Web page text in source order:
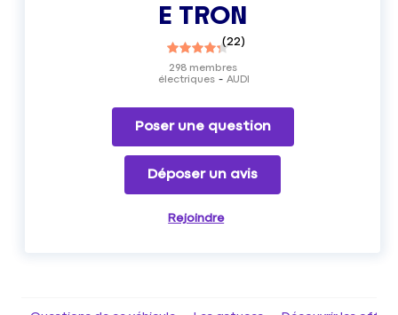
E TRON
(22)
électriques AUDI
298membres
Poser une question
Déposer un avis
Rejoindre